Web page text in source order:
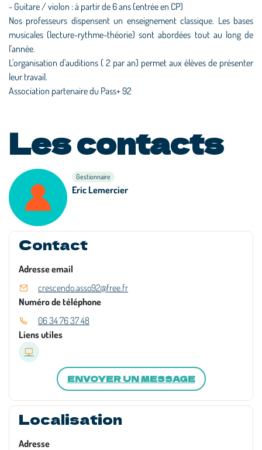
- Guitare / violon : à partir de 6 ans (entrée en CP)
Nos professeurs dispensent un enseignement classique. Les bases
musicales (lecture-rythme-théorie) sont abordées tout au long de
l'année.
L'organisation d'auditions ( 2 par an) permet aux élèves de présenter
leur travail.
Association partenaire du Pass+ 92
Les contacts
Gestionnaire
Eric Lemercier
Contact
Adresse email
crescendo.asso92@free.fr
Numéro de téléphone
06 34 76 37 48
Liens utiles
ENVOYER UN MESSAGE
Localisation
Adresse